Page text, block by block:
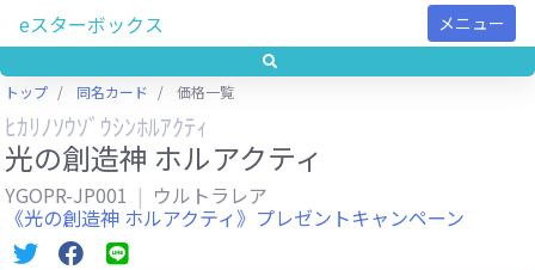
eスターボックス メニュー
トップ 同名カード 価格一覧
ﾋｶﾘﾉｿｳｿﾞｳｼﾝﾎﾙｱｸﾃｨ
光の創造神 ホルアクティ
YGOPR-JP001 ウルトラレア
《光の創造神 ホルアクティ》プレゼントキャンペーン